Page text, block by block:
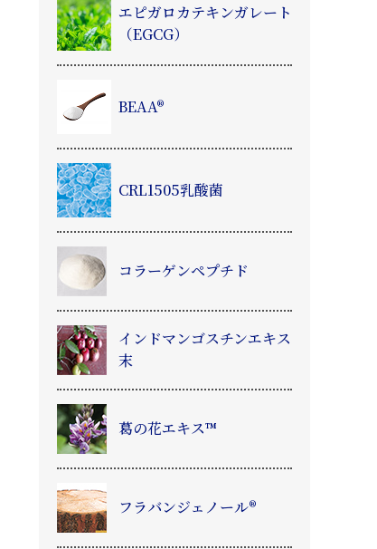
エピガロカテキンガレート
（EGCG）
BEAA®
CRL1505乳酸菌
コラーゲンペプチド
インドマンゴスチンエキス
末
葛の花エキス™
フラバンジェノール®